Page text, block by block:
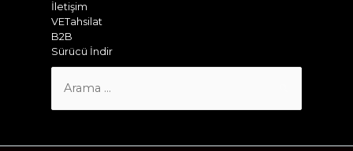
İletişim
VETahsilat
B2B
Sürücü İndir
for: